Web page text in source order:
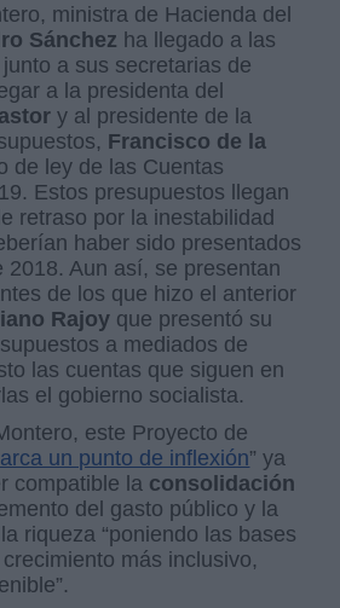
ministra de Hacienda del
Sánchez ha llegado a las
a sus secretarias de
a la presidenta del
y al presidente de la
Francisco de la
de ley de las Cuentas
Estos presupuestos llegan
retraso por la inestabilidad
haber sido presentados
2018. Aun así, se presentan
de los que hizo el anterior
Rajoy que presentó su
a mediados de
las cuentas que siguen en
el gobierno socialista.
este Proyecto de
un punto de inflexión” ya
compatible la consolidación
del gasto público y la
riqueza “poniendo las bases
más inclusivo,